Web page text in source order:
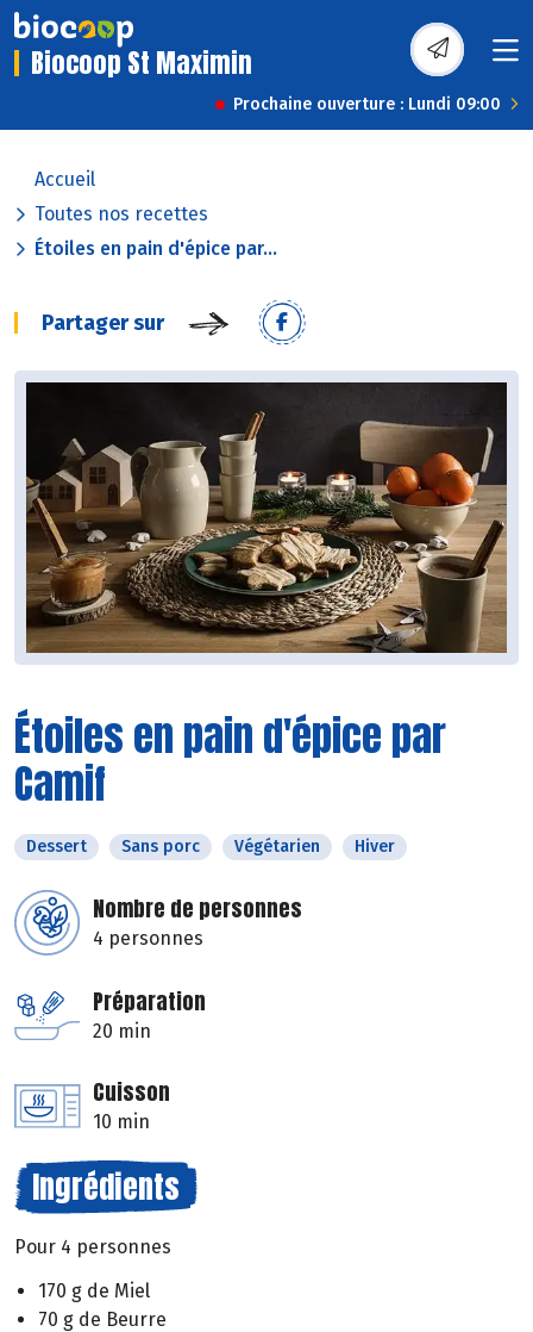
Biocoop St Maximin
Prochaine ouverture : Lundi 09:00
Accueil
Toutes nos recettes
Étoiles en pain d'épice par...
Partager sur
Étoiles en pain d'épice par
Camif
Dessert Sans porc Végétarien Hiver
Nombre de personnes
4 personnes
Préparation
20 min
Cuisson
10 min
Ingrédients
Pour 4 personnes
170 g de Miel
70 g de Beurre